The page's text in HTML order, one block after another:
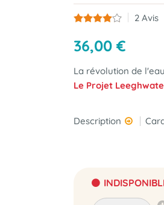
2 Avis
36,00 €
La révolution de
Le Projet
Description